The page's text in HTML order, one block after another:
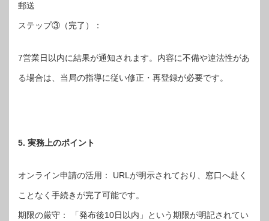
郵送
ステップ③（完了）：
7営業日以内に結果が通知されます。内容に不備や違法性があ
る場合は、当局の指導に従い修正・再登録が必要です。
5. 実務上のポイント
オンライン申請の活用： URLが明示されており、窓口へ赴く
ことなく手続きが完了可能です。
期限の厳守： 「発布後10日以内」という期限が明記されてい